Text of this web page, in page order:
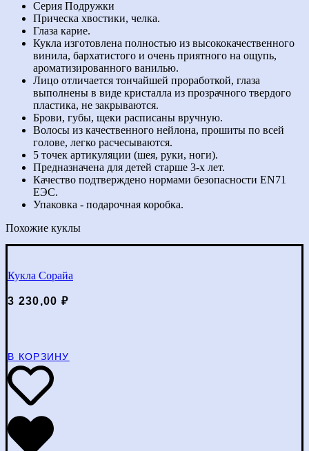
ЭстефанияСерия Подружки
Прическа хвостики, челка.
Глаза карие.
Кукла изготовлена полностью из высококачественного
винила, бархатистого и очень приятного на ощупь,
ароматизированного ванилью.
Лицо отличается тончайшей проработкой, глаза
выполнены в виде кристалла из прозрачного твердого
пластика, не закрываются.
Брови, губы, щеки расписаны вручную.
Волосы из качественного нейлона, прошиты по всей
голове, легко расчесываются.
5 точек артикуляции (шея, руки, ноги).
Предназначена для детей старше 3-х лет.
Качество подтверждено нормами безопасности EN71
ЕЭС.
Упаковка - подарочная коробка.
Похожие куклы
Кукла Сорайа
3 230,00 ₽
В КОРЗИНУ